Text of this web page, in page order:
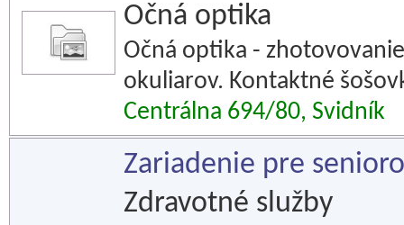
Očná optika
Očná optika -
okuliarov. Kontaktné
Centrálna 694/80, Svidník
Zariadenie pre
Zdravotné služby